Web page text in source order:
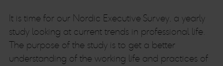
It is time for our Nordic Executive Survey, a yearly
study looking at current trends in professional life.
The purpose of the study is to get a better
understanding of the working life and practices of